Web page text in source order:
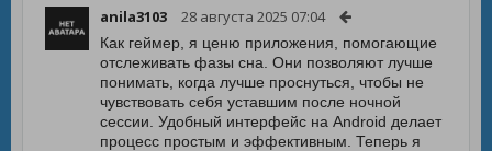
anila3103 28 августа 2025 07:04
Как геймер, я ценю приложения, помогающие
отслеживать фазы сна. Они позволяют лучше
понимать, когда лучше проснуться, чтобы не
чувствовать себя уставшим после ночной
сессии. Удобный интерфейс на Android делает
процесс простым и эффективным. Теперь я